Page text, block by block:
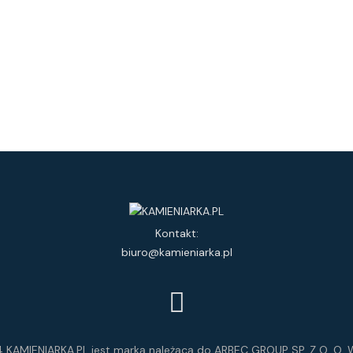
Kontakt:
biuro@kamieniarka.pl
jest marką należącą do ARBEC GROUP SP. Z O. O.